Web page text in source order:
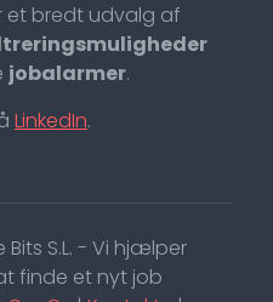
et bredt udvalg af
jobalarmer.
LinkedIn.
S.L. - Vi hjælper
finde et nyt job